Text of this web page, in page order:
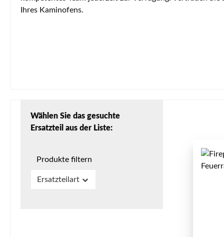
Ihres Kaminofens.
Wählen Sie das gesuchte
Ersatzteil aus der Liste:
Produkte filtern
Ersatzteilart